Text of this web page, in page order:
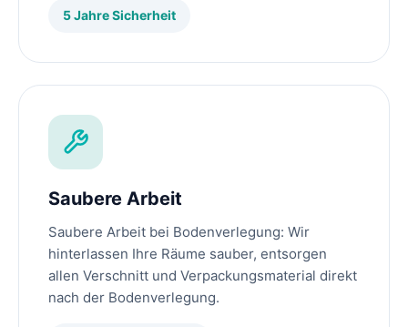
5 Jahre Sicherheit
Saubere Arbeit
Saubere Arbeit bei Bodenverlegung: Wir
hinterlassen Ihre Räume sauber, entsorgen
allen Verschnitt und Verpackungsmaterial direkt
nach der Bodenverlegung.